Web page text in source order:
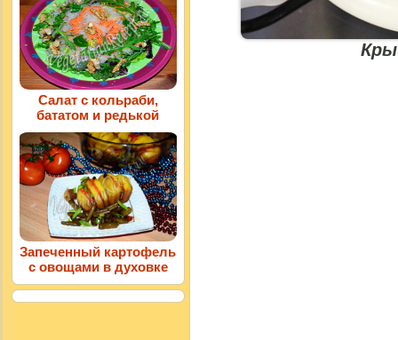
Салат с кольраби,
бататом и редькой
Запеченный картофель
с овощами в духовке